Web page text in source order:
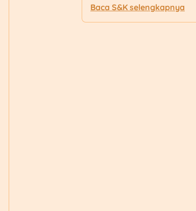
transaksi Rp250.000
Baca S&K selengkapnya